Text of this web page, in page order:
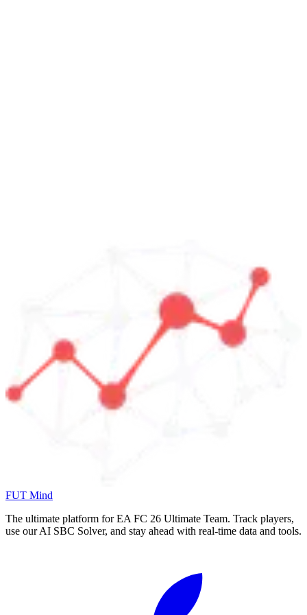
FUT Mind
The ultimate platform for EA FC 26 Ultimate Team. Track players,
use our AI SBC Solver, and stay ahead with real-time data and tools.